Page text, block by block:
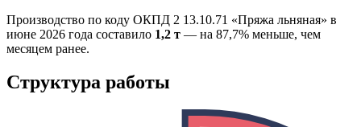
Производство по коду ОКПД 2 13.10.71 «Пряжа льняная» в
июне 2026 года составило 1,2 т — на 87,7% меньше, чем
месяцем ранее.
Структура работы